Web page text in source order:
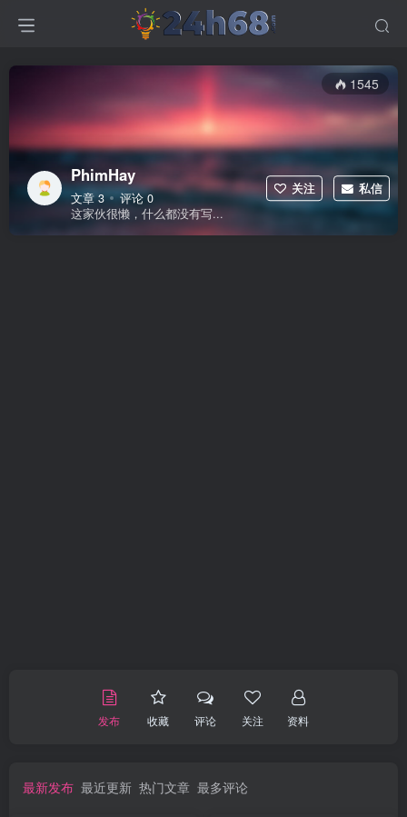
PhimHay
文章 3
评论 0
这家伙很懒，什么都没有写...
关注 私信
1545
发布 收藏 评论 关注 资料
最新发布 最近更新 热门文章 最多评论